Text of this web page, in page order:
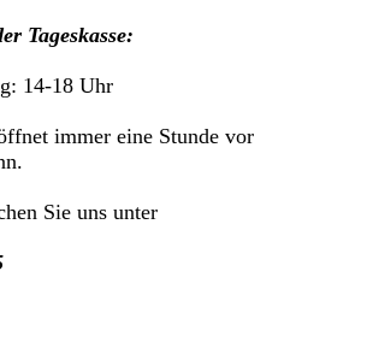
Tageskasse:
14-18 Uhr
immer eine Stunde vor
Sie uns unter